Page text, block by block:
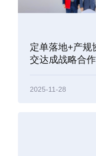
定单落地+产规
交达成战略合作
2025-11-28